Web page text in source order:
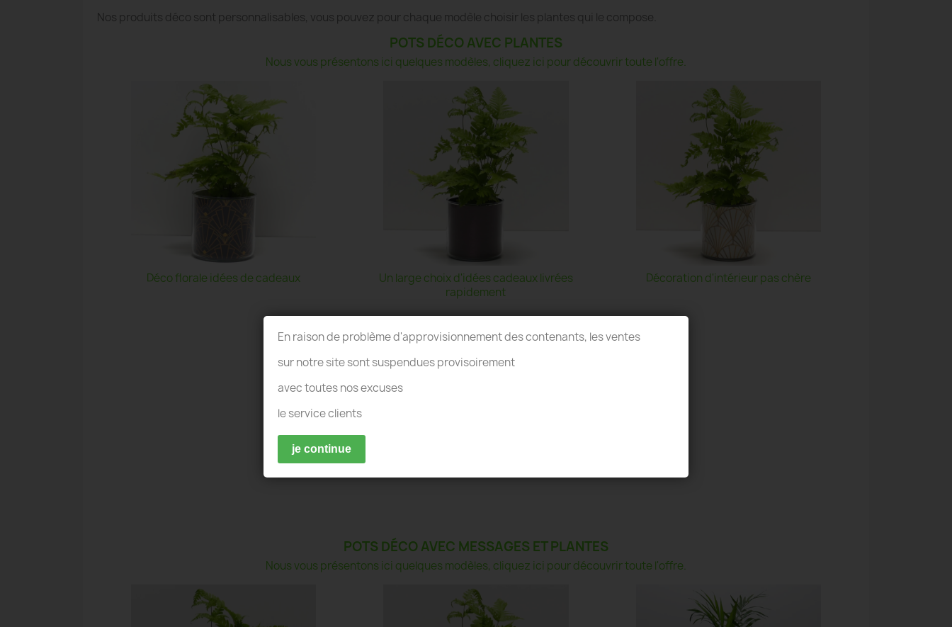
Nos produits déco sont personnalisables, vous pouvez pour chaque modèle choisir les plantes qui le compose.
POTS DÉCO AVEC PLANTES
Nous vous présentons ici quelques modèles, cliquez ici pour découvrir toute l'offre.
Déco florale idées de cadeaux
Un large choix d'idées cadeaux livrées
rapidement
Décoration d'intérieur pas chère
POTS DÉCO AVEC MESSAGES ET PLANTES
Nous vous présentons ici quelques modèles, cliquez ici pour découvrir toute l'offre.
En raison de problème d'approvisionnement des contenants, les ventes
sur notre site sont suspendues provisoirement
avec toutes nos excuses
le service clients
je continue